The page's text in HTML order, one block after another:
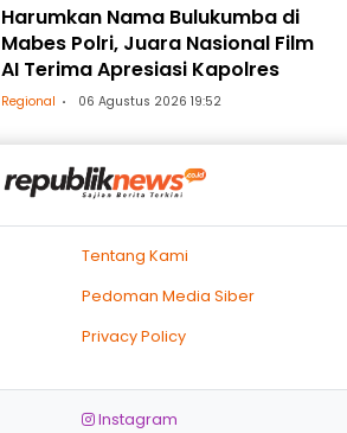
Harumkan Nama Bulukumba di
Mabes Polri, Juara Nasional Film
AI Terima Apresiasi Kapolres
Regional 06 Agustus 2026 19:52
Tentang Kami
Pedoman Media Siber
Privacy Policy
Instagram